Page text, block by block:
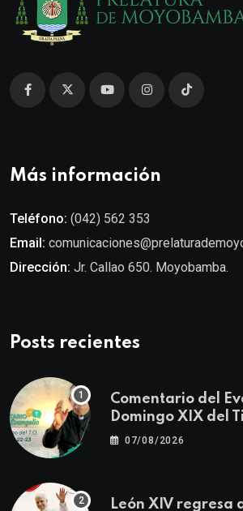
Más información
Teléfono: (042) 562 353
Email:
Dirección: Jr. Callao 650. Moyobamba.
Posts recientes
Comentario del
Domingo XIX del
Ordinario | Mateo
07/08/2026
León XIV regresa